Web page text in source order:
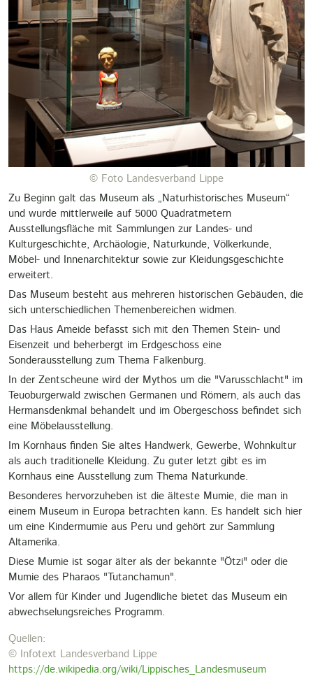
© Foto Landesverband Lippe
Zu Beginn galt das Museum als „Naturhistorisches Museum“
und wurde mittlerweile auf 5000 Quadratmetern
Ausstellungsfläche mit Sammlungen zur Landes- und
Kulturgeschichte, Archäologie, Naturkunde, Völkerkunde,
Möbel- und Innenarchitektur sowie zur Kleidungsgeschichte
erweitert.
Das Museum besteht aus mehreren historischen Gebäuden, die
sich unterschiedlichen Themenbereichen widmen.
Das Haus Ameide befasst sich mit den Themen Stein- und
Eisenzeit und beherbergt im Erdgeschoss eine
Sonderausstellung zum Thema Falkenburg.
In der Zentscheune wird der Mythos um die "Varusschlacht" im
Teuoburgerwald zwischen Germanen und Römern, als auch das
Hermansdenkmal behandelt und im Obergeschoss befindet sich
eine Möbelausstellung.
Im Kornhaus finden Sie altes Handwerk, Gewerbe, Wohnkultur
als auch traditionelle Kleidung. Zu guter letzt gibt es im
Kornhaus eine Ausstellung zum Thema Naturkunde.
Besonderes hervorzuheben ist die älteste Mumie, die man in
einem Museum in Europa betrachten kann. Es handelt sich hier
um eine Kindermumie aus Peru und gehört zur Sammlung
Altamerika.
Diese Mumie ist sogar älter als der bekannte "Ötzi" oder die
Mumie des Pharaos "Tutanchamun".
Vor allem für Kinder und Jugendliche bietet das Museum ein
abwechselungsreiches Programm.
Quellen:
© Infotext Landesverband Lippe
https://de.wikipedia.org/wiki/Lippisches_Landesmuseum